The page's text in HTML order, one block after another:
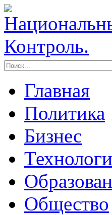
Главная
Политика
Бизнес
Общество